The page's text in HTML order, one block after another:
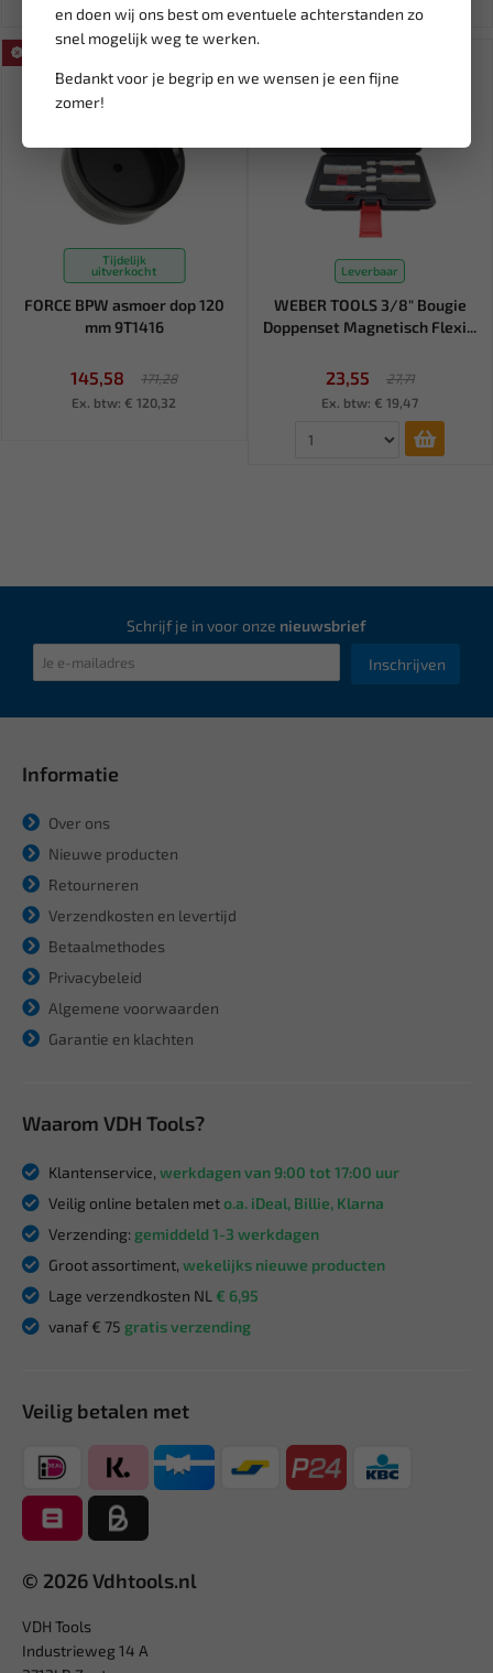
en doen wij ons best om eventuele achterstanden zo
snel mogelijk weg te werken.
Bedankt voor je begrip en we wensen je een fijne
zomer!
Tijdelijk
uitverkocht
FORCE BPW asmoer dop 120
mm 9T1416
145,58
171,28
Ex. btw: € 120,32
Leverbaar
WEBER TOOLS 3/8" Bougie
Doppenset Magnetisch Flexi...
23,55
27,71
Ex. btw: € 19,47
Schrijf je in voor onze nieuwsbrief
Inschrijven
Informatie
Over ons
Nieuwe producten
Retourneren
Verzendkosten en levertijd
Betaalmethodes
Privacybeleid
Algemene voorwaarden
Garantie en klachten
Waarom VDH Tools?
Klantenservice, werkdagen van 9:00 tot 17:00 uur
Veilig online betalen meto.a. iDeal, Billie, Klarna
Verzending: gemiddeld 1-3 werkdagen
Groot assortiment, wekelijks nieuwe producten
Lage verzendkosten NL € 6,95
vanaf € 75 gratis verzending
Veilig betalen met
© 2026 Vdhtools.nl
VDH Tools
Industrieweg 14 A